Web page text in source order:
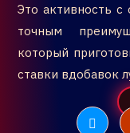
Это активность
точным
который
ставки вдобавок